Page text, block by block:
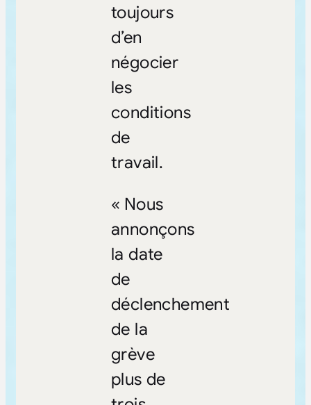
toujours
d’en
négocier
les
conditions
de
travail.
« Nous
annonçons
la date
de
déclenchement
de la
grève
plus de